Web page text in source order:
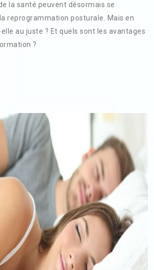
la santé peuvent désormais se
reprogrammation posturale. Mais en
au juste ? Et quels sont les avantages
?